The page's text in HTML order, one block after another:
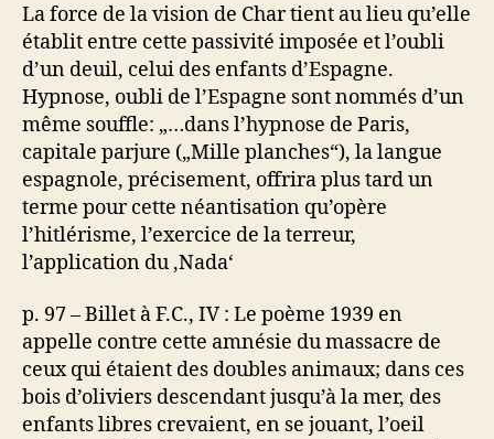
La force de la vision de Char tient au lieu qu’elle
établit entre cette passivité imposée et l’oubli
d’un deuil, celui des enfants d’Espagne.
Hypnose, oubli de l’Espagne sont nommés d’un
même souffle: „…dans l’hypnose de Paris,
capitale parjure („Mille planches“), la langue
espagnole, précisement, offrira plus tard un
terme pour cette néantisation qu’opère
l’hitlérisme, l’exercice de la terreur,
l’application du ‚Nada‘
p. 97 – Billet à F.C., IV : Le poème 1939 en
appelle contre cette amnésie du massacre de
ceux qui étaient des doubles animaux; dans ces
bois d’oliviers descendant jusqu’à la mer, des
enfants libres crevaient, en se jouant, l’oeil